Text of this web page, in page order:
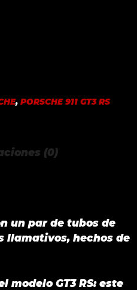
, PORSCHE 911 GT3 RS
(0)
un par de tubos de
llamativos, hechos de
modelo GT3 RS: este